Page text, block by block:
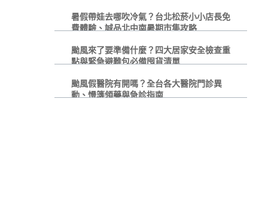
暑假帶娃去哪吹冷氣？台北松菸小小店長免
費體驗、誠品北中南暑期市集攻略
颱風來了要準備什麼？四大居家安全檢查重
點與緊急避難包必備囤貨清單
颱風假醫院有開嗎？全台各大醫院門診異
動、慢箋領藥與急診指南